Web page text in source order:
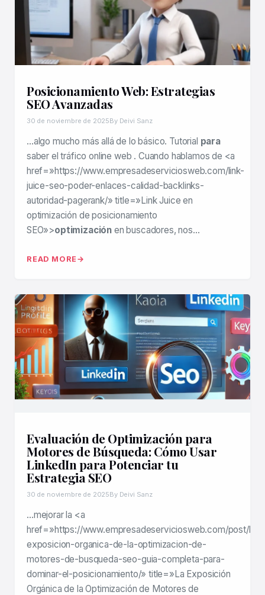
Posicionamiento Web: Estrategias
SEO Avanzadas
30 de noviembre de 2025By Deivi Sanz
…algo mucho más allá de lo básico. Tutorial para
saber el tráfico online web . Cuando hablamos de <a
href=»https://www.empresadeserviciosweb.com/link-
juice-seo-poder-enlaces-calidad-backlinks-
autoridad-pagerank/» title=»Link Juice en
optimización de posicionamiento
SEO»>optimización en buscadores, nos…
READ MORE
Evaluación de Optimización para
Motores de Búsqueda: Cómo Usar
LinkedIn para Potenciar tu
Estrategia SEO
30 de noviembre de 2025By Deivi Sanz
…mejorar la <a
href=»https://www.empresadeserviciosweb.com/post/la-
exposicion-organica-de-la-optimizacion-de-
motores-de-busqueda-seo-guia-completa-para-
dominar-el-posicionamiento/» title=»La Exposición
Orgánica de la Optimización de Motores de